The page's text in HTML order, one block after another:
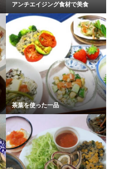
アンチエイジング食材で美食
茶葉を使った一品